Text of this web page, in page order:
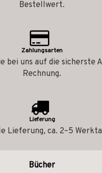
Bestellwert.
Zahlungsarten
bei uns auf die sicherste
Rechnung.
Lieferung
Lieferung, ca. 2–5
Bücher